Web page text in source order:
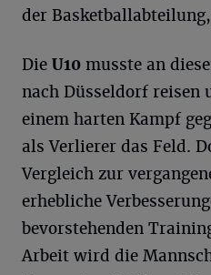
der
Die U10 musste an
nach Düsseldorf reisen
einem harten Kampf
als Verlierer das Feld.
Vergleich zur
erhebliche
bevorstehenden
Arbeit wird die